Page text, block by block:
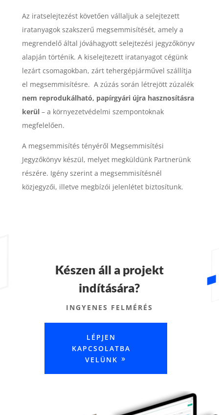
Az iratselejtezést követően vállaljuk a selejtezett
iratanyagok szakszerű megsemmisítését, amely a
megrendelő által jóváhagyott selejtezési jegyzőkönyv
alapján történik. A kiselejtezett iratanyagot cégünk
lezárt csomagokban, zárt tehergépjárművel szállítja
el megsemmisítésre. A zúzás során létrejött zúzalék
nem reprodukálható, papírgyári újra hasznosításra
kerül– a környezetvédelmi szempontoknak
megfelelően.
A megsemmisítés tényéről Megsemmisítési
Jegyzőkönyv készül, melyet megküldünk Partnerünk
részére. Igény szerint a megsemmisítésnél
közjegyzői, illetve megbízói jelenlétet biztosítunk.
Készen áll a projekt
indítására?
INGYENES FELMÉRÉS
LÉPJEN
KAPCSOLATBA
VELÜNK